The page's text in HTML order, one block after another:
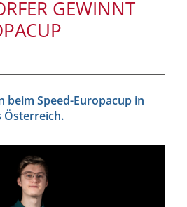
GEWINNT
beim Speed-Europacup in
Österreich.